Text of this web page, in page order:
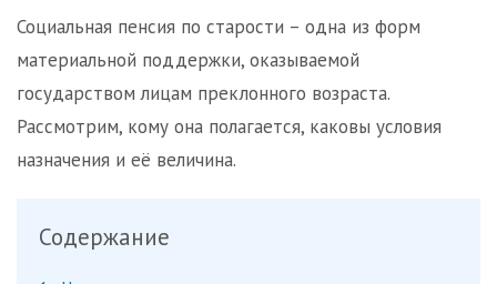
Социальная пенсия по старости – одна из форм
материальной поддержки, оказываемой
государством лицам преклонного возраста.
Рассмотрим, кому она полагается, каковы условия
назначения и её величина.
Содержание